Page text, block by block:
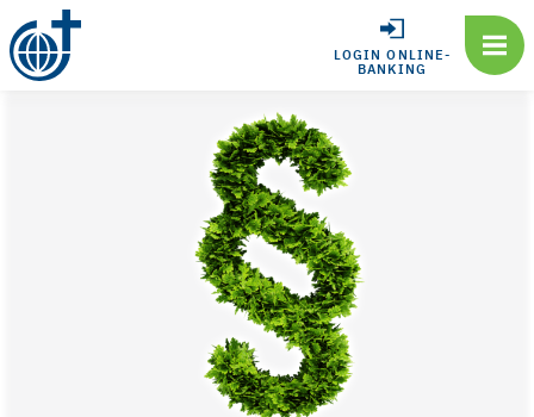
LOGIN ONLINE-
BANKING